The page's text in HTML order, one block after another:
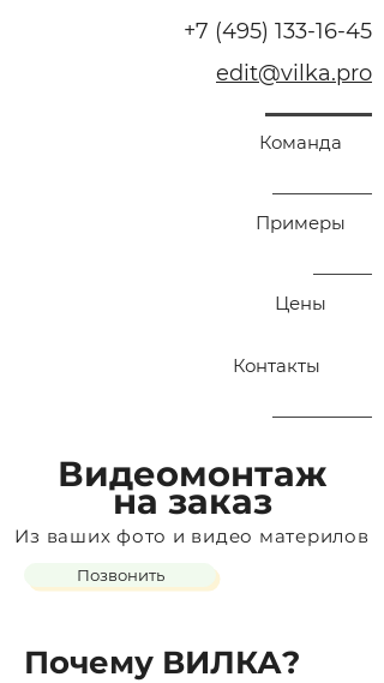
+7 (495) 133-16-45
edit@vilka.pro
Команда
Примеры
Цены
Контакты
Видеомонтаж
на заказ
Из ваших фото и видео материлов
Позвонить
Почему ВИЛКА?